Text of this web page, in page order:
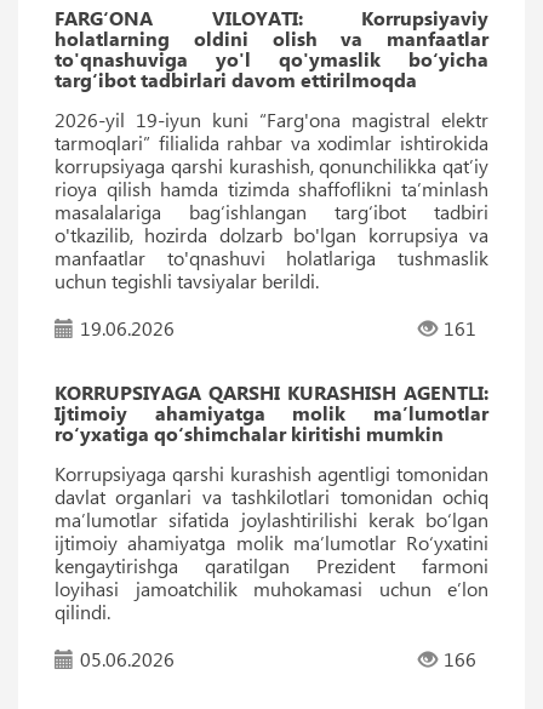
FARG‘ONA VILOYATI: Korrupsiyaviy
holatlarning oldini olish va manfaatlar
to'qnashuviga yo'l qo'ymaslik bo‘yicha
targ‘ibot tadbirlari davom ettirilmoqda
2026-yil 19-iyun kuni “Farg'ona magistral elektr
tarmoqlari” filialida rahbar va xodimlar ishtirokida
korrupsiyaga qarshi kurashish, qonunchilikka qat’iy
rioya qilish hamda tizimda shaffoflikni ta’minlash
masalalariga bag‘ishlangan targ‘ibot tadbiri
o'tkazilib, hozirda dolzarb bo'lgan korrupsiya va
manfaatlar to'qnashuvi holatlariga tushmaslik
uchun tegishli tavsiyalar berildi.
19.06.2026
161
KORRUPSIYAGA QARSHI KURASHISH AGENTLI:
Ijtimoiy ahamiyatga molik ma’lumotlar
ro‘yxatiga qo‘shimchalar kiritishi mumkin
Korrupsiyaga qarshi kurashish agentligi tomonidan
davlat organlari va tashkilotlari tomonidan ochiq
ma’lumotlar sifatida joylashtirilishi kerak bo‘lgan
ijtimoiy ahamiyatga molik ma’lumotlar Ro‘yxatini
kengaytirishga qaratilgan Prezident farmoni
loyihasi jamoatchilik muhokamasi uchun e’lon
qilindi.
05.06.2026
166